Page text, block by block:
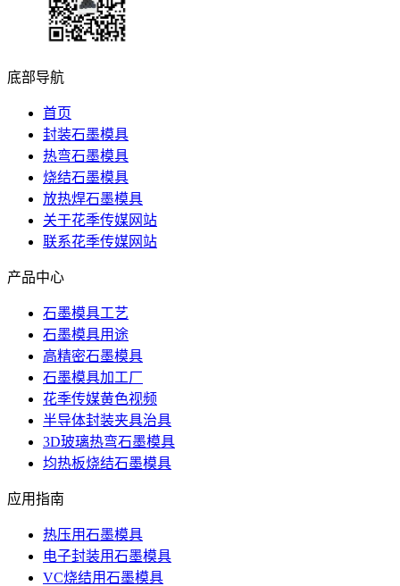
底部导航
首页
封装石墨模具
热弯石墨模具
烧结石墨模具
放热焊石墨模具
关于花季传媒网站
联系花季传媒网站
产品中心
石墨模具工艺
石墨模具用途
高精密石墨模具
石墨模具加工厂
花季传媒黄色视频
半导体封装夹具治具
3D玻璃热弯石墨模具
均热板烧结石墨模具
应用指南
热压用石墨模具
电子封装用石墨模具
VC烧结用石墨模具